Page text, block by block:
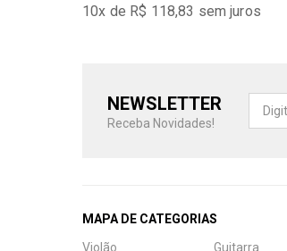
10x de R$ 118,83 sem juros
NEWSLETTER
Receba Novidades!
MAPA DE CATEGORIAS
Violão
Guitarra